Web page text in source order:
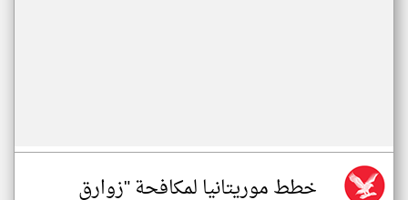
خطط موريتانيا لمكافحة "زوارق